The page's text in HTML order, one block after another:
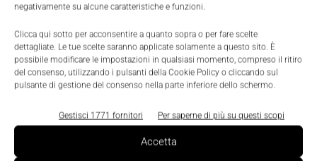
negativamente su alcune caratteristiche e funzioni.
Clicca qui sotto per acconsentire a quanto sopra o per fare scelte
dettagliate. Le tue scelte saranno applicate solamente a questo sito. È
possibile modificare le impostazioni in qualsiasi momento, compreso il ritiro
del consenso, utilizzando i pulsanti della Cookie Policy o cliccando sul
pulsante di gestione del consenso nella parte inferiore dello schermo.
Gestisci 1771 fornitori Per saperne di più su questi scopi
Accetta